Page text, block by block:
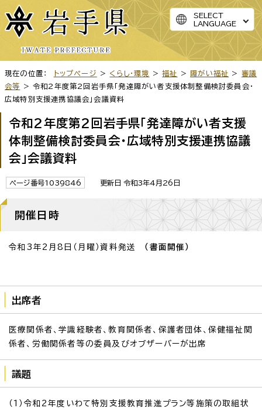
SELECT
LANGUAGE
現在の位置： トップページ > くらし・環境 >福祉 > 障がい福祉 > 審議
会等
> 令和2年度第2回岩手県「発達障がい者支援体制整備検討委員会・
広域特別支援連携協議会」会議資料
令和2年度第2回岩手県「発達障がい者支援
体制整備検討委員会・広域特別支援連携協議
会」会議資料
ページ番号1039846 更新日 令和3年4月26日
開催日時
令和3年2月8日（月曜）資料発送 （書面開催）
出席者
医療関係者、学識経験者、教育関係者、保護者団体、保健福祉関
係者、労働関係者等の委員及びオブザーバーが出席
議題
（1）令和2年度いわて特別支援教育推進プラン等施策の取組状